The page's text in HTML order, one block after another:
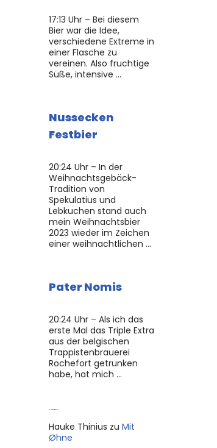
17:13 Uhr – Bei diesem
Bier war die Idee,
verschiedene Extreme in
einer Flasche zu
vereinen. Also fruchtige
Süße, intensive …
Nussecken
Festbier
20:24 Uhr – In der
Weihnachtsgebäck-
Tradition von
Spekulatius und
Lebkuchen stand auch
mein Weihnachtsbier
2023 wieder im Zeichen
einer weihnachtlichen …
Pater Nomis
20:24 Uhr – Als ich das
erste Mal das Triple Extra
aus der belgischen
Trappistenbrauerei
Rochefort getrunken
habe, hat mich …
Hauke Thinius zu Mit
Øhne